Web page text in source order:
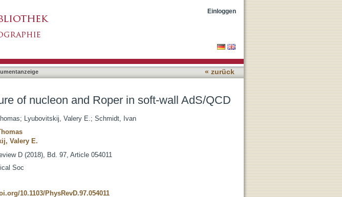
Einloggen
« zurück
of nucleon and Roper in soft-wall AdS/QCD
; Lyubovitskij, Valery E.; Schmidt, Ivan
Valery E.
D (2018), Bd. 97, Article 054011
Soc
10.1103/PhysRevD.97.054011